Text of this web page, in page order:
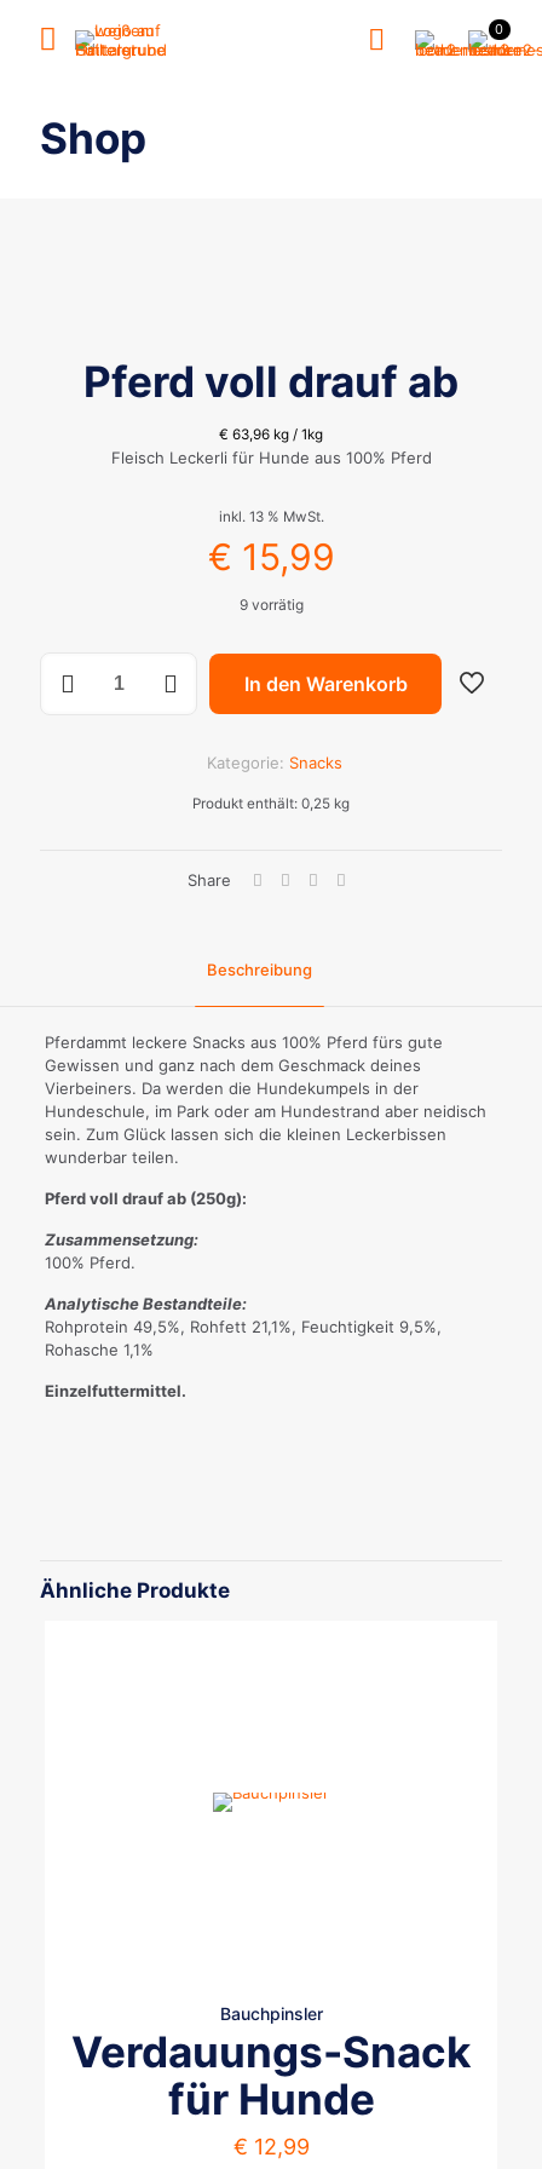
0
Shop
Pferd voll drauf ab
€ 63,96 kg / 1kg
Fleisch Leckerli für Hunde aus 100% Pferd
inkl. 13 % MwSt.
€ 15,99
9 vorrätig
In den Warenkorb
Produkt enthält: 0,25 kg
Kategorie: Snacks
Share
Beschreibung
Pferdammt leckere Snacks aus 100% Pferd fürs gute
Gewissen und ganz nach dem Geschmack deines
Vierbeiners. Da werden die Hundekumpels in der
Hundeschule, im Park oder am Hundestrand aber neidisch
sein. Zum Glück lassen sich die kleinen Leckerbissen
wunderbar teilen.
Pferd voll drauf ab (250g):
Zusammensetzung:
100% Pferd.
Analytische Bestandteile:
Rohprotein 49,5%, Rohfett 21,1%, Feuchtigkeit 9,5%,
Rohasche 1,1%
Einzelfuttermittel.
Ähnliche Produkte
Bauchpinsler
Verdauungs-Snack
für Hunde
€ 12,99